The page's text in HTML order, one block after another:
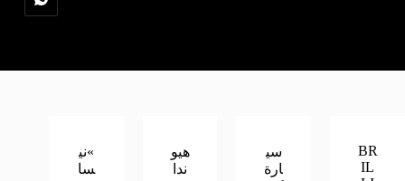
BR
IL
سي
ارة
هيو
ندا
»ني
سا